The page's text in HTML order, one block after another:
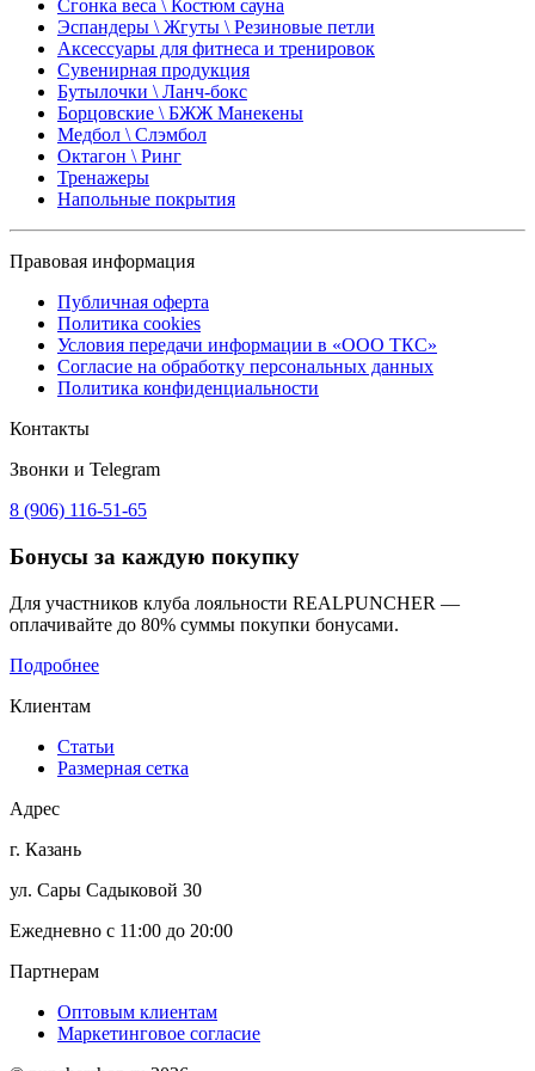
Сгонка веса \ Костюм сауна
Эспандеры \ Жгуты \ Резиновые петли
Аксессуары для фитнеса и тренировок
Сувенирная продукция
Бутылочки \ Ланч-бокс
Борцовские \ БЖЖ Манекены
Медбол \ Слэмбол
Октагон \ Ринг
Тренажеры
Напольные покрытия
Правовая информация
Публичная оферта
Политика cookies
Условия передачи информации в «ООО ТКС»
Согласие на обработку персональных данных
Политика конфиденциальности
Контакты
Звонки и Telegram
8 (906) 116-51-65
Бонусы за каждую покупку
Для участников клуба лояльности REALPUNCHER —
оплачивайте до 80% суммы покупки бонусами.
Подробнее
Клиентам
Статьи
Размерная сетка
Адрес
г. Казань
ул. Сары Садыковой 30
Ежедневно с 11:00 до 20:00
Партнерам
Оптовым клиентам
Маркетинговое согласие